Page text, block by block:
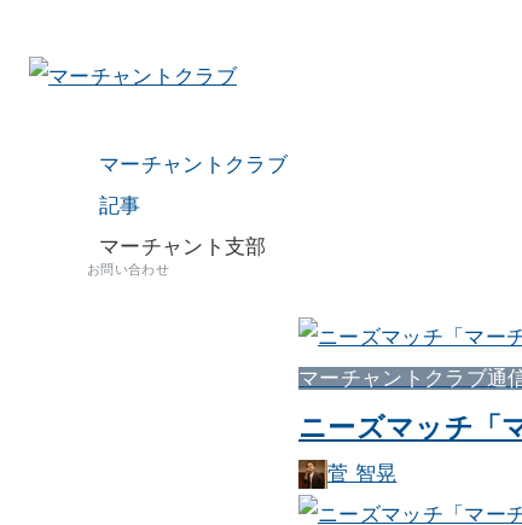
お問い合わせ
マーチャントクラブ
記事
マーチャント支部
マーチャントクラブ通
ニーズマッチ「
菅 智晃